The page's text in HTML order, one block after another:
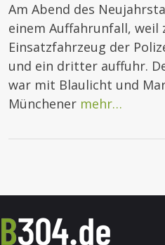
Am Abend des
einem Auffahrunfall,
Einsatzfahrzeug der
und ein dritter auffuhr.
war mit Blaulicht und
Münchener mehr…